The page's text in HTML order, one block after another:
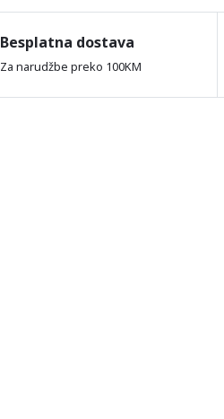
Besplatna dostava
Za narudžbe preko 100KM